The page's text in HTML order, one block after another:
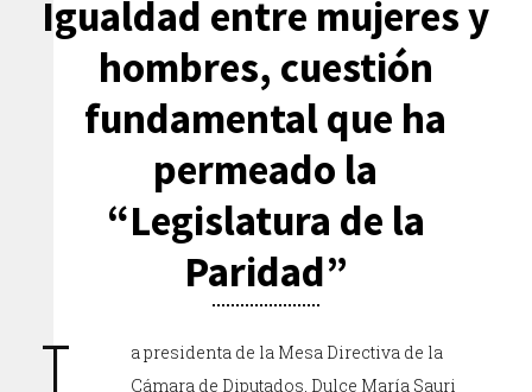
Igualdad entre mujeres y
hombres, cuestión
fundamental que ha
permeado la
“Legislatura de la
Paridad”
a presidenta de la Mesa Directiva de la
Cámara de Diputados, Dulce María Sauri